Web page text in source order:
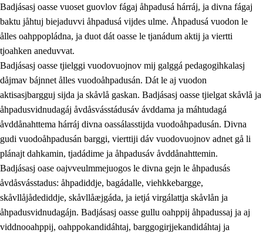
Badjásasj oasse vuoset guovlov fágaj åhpadusá hárráj, ja divna fágaj
baktu jåhtuj biejaduvvi åhpadusá vijdes ulme. Åhpadusá vuodon le
ålles oahppopládna, ja duot dát oasse le tjanádum aktij ja viertti
tjoahken aneduvvat.
Badjásasj oasse tjielggi vuodovuojnov mij galggá pedagogihkalasj
dåjmav bájnnet ålles vuodoåhpadusán. Dát le aj vuodon
aktisasjbargguj sijda ja skåvlå gaskan. Badjásasj oasse tjielgat skåvlå ja
åhpadusvidnudagáj åvdåsvásstádusáv ávddama ja máhtudagá
åvddånahttema hárráj divna oassálasstijda vuodoåhpadusán. Divna
gudi vuodoåhpadusán barggi, vierttiji dáv vuodovuojnov adnet gå li
plánajt dahkamin, tjadádime ja åhpadusáv åvddånahttemin.
Badjásasj oase oajvveulmmejuogos le divna gejn le åhpadusás
åvdåsvásstadus: åhpadiddje, bagádalle, viehkkebargge,
skåvllåjådediddje, skåvllåæjgáda, ja ietjá virgálattja skåvlån ja
åhpadusvidnudagájn. Badjásasj oasse gullu oahppij åhpadussaj ja aj
viddnooahppij, oahppokandidáhtaj, barggogirjjekandidáhtaj ja